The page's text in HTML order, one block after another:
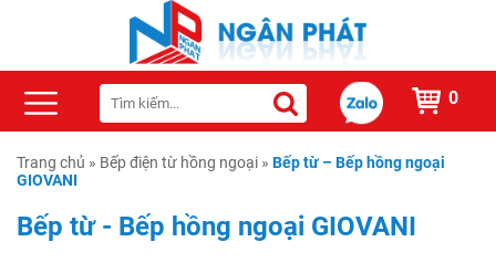
0
Trang chủ » Bếp điện từ hồng ngoại » Bếp từ – Bếp hồng ngoại
GIOVANI
Bếp từ - Bếp hồng ngoại GIOVANI